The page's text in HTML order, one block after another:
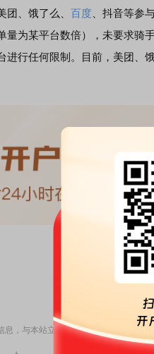
、饿了么、 百度 、抖音等参
量为某平台数倍），未要求骑
行任何限制。目前，美团、饿
，与本站立场无关，不构成投资建议